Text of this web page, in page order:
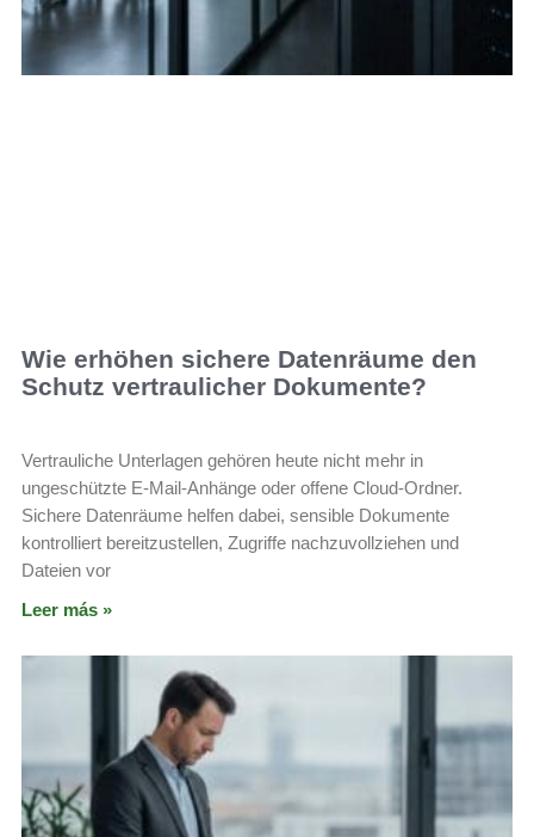
Wie erhöhen sichere Datenräume den
Schutz vertraulicher Dokumente?
Vertrauliche Unterlagen gehören heute nicht mehr in
ungeschützte E-Mail-Anhänge oder offene Cloud-Ordner.
Sichere Datenräume helfen dabei, sensible Dokumente
kontrolliert bereitzustellen, Zugriffe nachzuvollziehen und
Dateien vor
Leer más »